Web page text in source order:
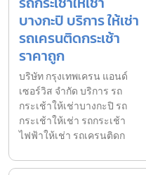
บางกะปิ บริการ ให้เช่า
รถเครนติดกระเช้า
ราคาถูก
บริษัท กรุงเทพเครน แอนด์
เซอร์วิส จำกัด บริการ รถ
กระเช้าให้เช่าบางกะปิ รถ
กระเช้าให้เช่า รถกระเช้า
ไฟฟ้าให้เช่า รถเครนติดก